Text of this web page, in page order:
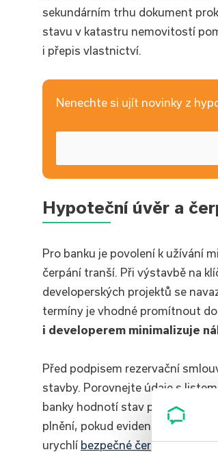
sekundárním trhu dokument
stavu v katastru nemovitostí
i přepis vlastnictví.
Nenechte si ujít novinky z
Hypoteční úvěr a
Pro banku je povolení k užívání
čerpání tranší. Při výstavbě na
developerských projektů se
termíny je vhodné promítnout
i developerem minimalizuje
Před podpisem rezervační
stavby. Porovnejte údaje s
banky hodnotí stav podle
plnění, pokud evidence
urychlí bezpečné čerpání